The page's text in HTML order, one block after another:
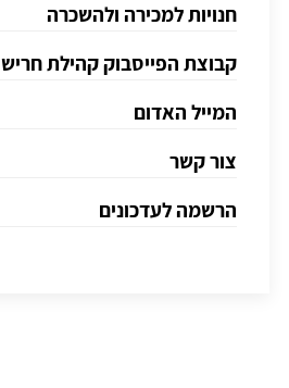
חנויות למכירה ולהשכרה
קבוצת הפייסבוק קהילת חריש
המייל האדום
צור קשר
הרשמה לעדכונים